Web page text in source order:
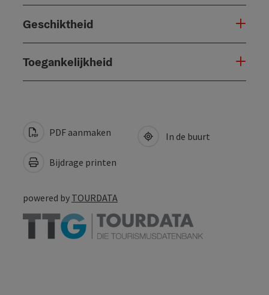
Geschiktheid
Toegankelijkheid
PDF aanmaken
Bijdrage printen
In de buurt
powered by TOURDATA